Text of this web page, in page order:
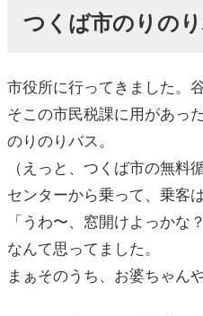
つくば市のりの
市役所に行ってきました。
そこの市民税課に用があっ
のりのりバス。
（えっと、つくば市の無料
センターから乗って、乗客
「うわ〜、窓開けよっかな
なんて思ってました。
まぁそのうち、お婆ちゃん